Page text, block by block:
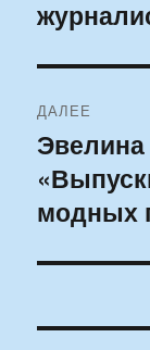
ДАЛЕЕ
Следующая
запись:
модных